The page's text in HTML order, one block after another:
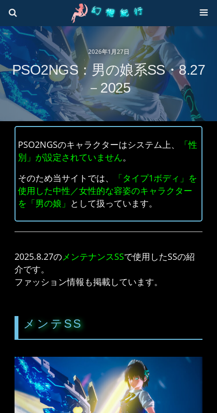
2026年1月27日
PSO2NGS：男の娘系SS・8.27
－2025
PSO2NGSのキャラクターはシステム上、
「性
別」が設定されていません。
そのため当サイトでは、
「タイプ1ボディ」を
使用した中性／女性的な容姿のキャラクター
を「男の娘」 として扱っています。
2025.8.27のメンテナンスSSで使用したSSの紹
介です。
ファッション情報も掲載しています。
メンテSS